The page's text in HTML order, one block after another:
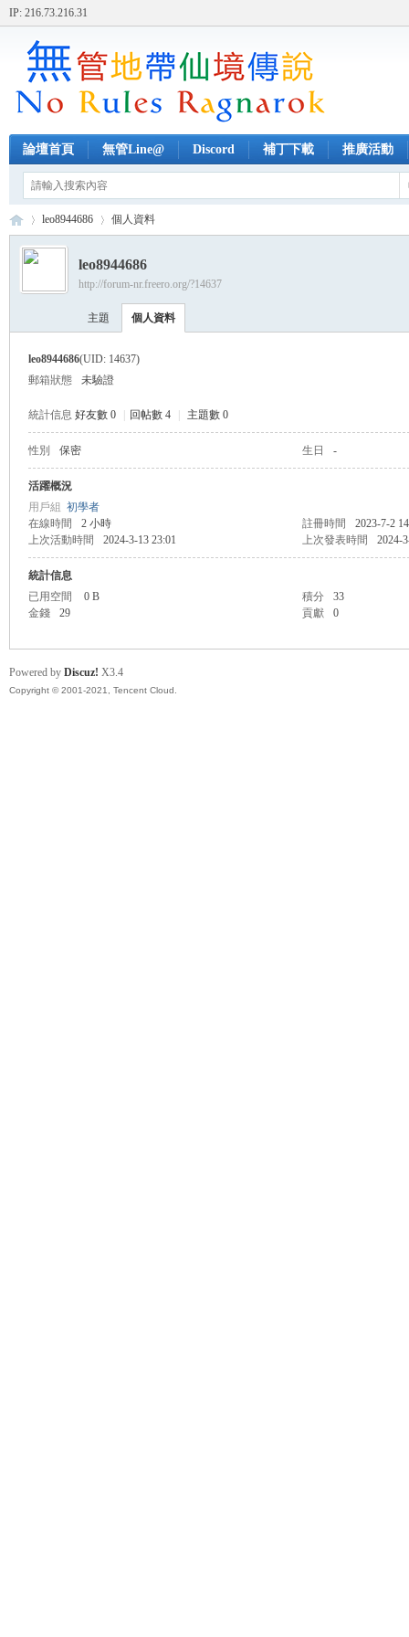
IP: 216.73.216.31
論壇首頁 無管Line@ Discord 補丁下載 推廣活動
›
leo8944686 個人資料
leo8944686
http://forum-nr.freero.org/?14637
主題 個人資料
leo8944686(UID: 14637)
郵箱狀態
未驗證
統計信息 好友數 0 回帖數 4 主題數 0
性別 保密 生日 -
活躍概況
用戶組 初學者
在線時間
2 小時 註冊時間
2023-7-2
上次活動時間
2024-3-13 23:01 上次發表時間 2024-
統計信息
已用空間
0 B 積分
33
金錢
29 貢獻 0
Powered by Discuz! X3.4
Copyright © 2001-2021, Tencent Cloud.